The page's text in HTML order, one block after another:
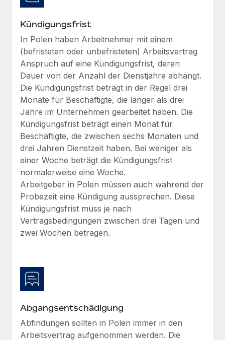
Niederlassungen
Mobilität und Relocation
Mühelose Relocation von Mitarbeiter:innen
Benefits
Mühelose Verwaltung von Benefits
Management und Payroll
Reverse Tech auf einen Blick Das Gesundheits- und
Mehr erfahren
BLOG
Neues zu Remote-Produkten: Integration mit
Gusto und Zero und Contractor Management
Plus
Auch im neuen Jahr wollen wir bei Remote Unternehmen
aller Größen dabei unterstützen, die beste...
Mehr erfahren
Wie Phiture 55 Mitarbeiter:innen in 19 Ländern
mit Remote verwaltet
Phiture ist der unumstrittene Marktführer im Bereich der
Wachstumsberatung für mobile Apps. Das...
Mehr erfahren
Kündigungsfrist
In Polen haben Arbeitnehmer mit einem
(befristeten oder unbefristeten) Arbeitsvertrag
Anspruch auf eine Kündigungsfrist, deren
Dauer von der Anzahl der Dienstjahre abhängt.
Die Kündigungsfrist beträgt in der Regel drei
Monate für Beschäftigte, die länger als drei
Jahre im Unternehmen gearbeitet haben. Die
Kündigungsfrist beträgt einen Monat für
Beschäftigte, die zwischen sechs Monaten und
drei Jahren Dienstzeit haben. Bei weniger als
einer Woche beträgt die Kündigungsfrist
normalerweise eine Woche.
Arbeitgeber in Polen müssen auch während der
Probezeit eine Kündigung aussprechen. Diese
Kündigungsfrist muss je nach
Vertragsbedingungen zwischen drei Tagen und
zwei Wochen betragen.
Abgangsentschädigung
Abfindungen sollten in Polen immer in den
Arbeitsvertrag aufgenommen werden. Die